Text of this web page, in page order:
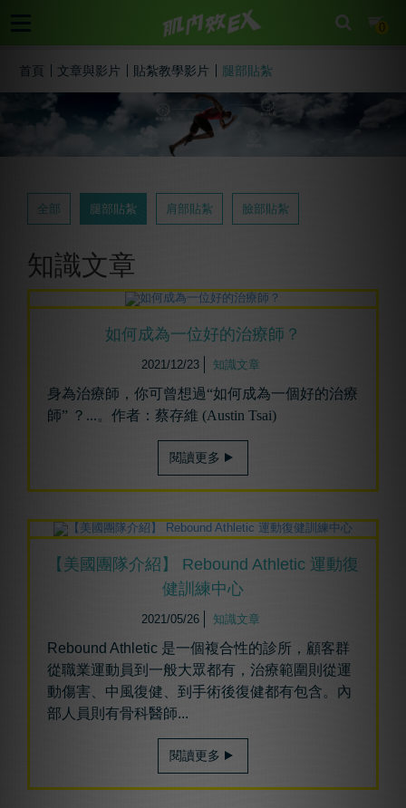
0
首頁 文章與影片 貼紮教學影片 腿部貼紮
全部 腿部貼紮 肩部貼紮 臉部貼紮
知識文章
如何成為⼀位好的治療師？
2021/12/23 知識文章
身為治療師，你可曾想過“如何成為一個好的治療
師” ？...。作者：蔡存維 (Austin Tsai)
閱讀更多
【美國團隊介紹】 Rebound Athletic 運動復
健訓練中心
2021/05/26 知識文章
Rebound Athletic 是一個複合性的診所，顧客群
從職業運動員到一般大眾都有，治療範圍則從運
動傷害、中風復健、到手術後復健都有包含。內
部人員則有骨科醫師...
閱讀更多